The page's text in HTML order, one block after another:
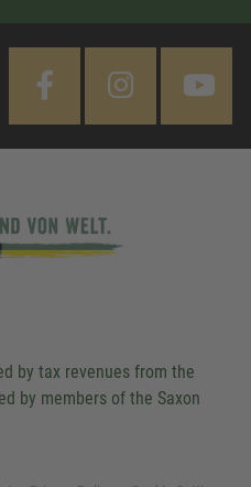
by tax revenues from the
by members of the Saxon